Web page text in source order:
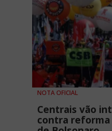
NOTA OFICIAL
Centrais vão
contra reforma